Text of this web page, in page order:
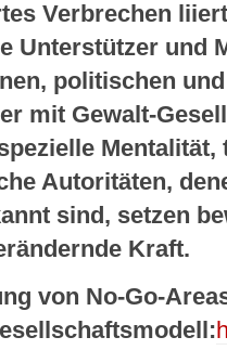
Verbrechen
Unterstützer und
politischen
mit Gewalt-
Autoritäten,
sind, setzen
Kraft.
von No-Go-